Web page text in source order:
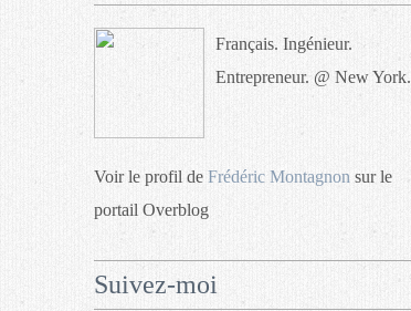
Français. Ingénieur.
Entrepreneur. @ New York.
Voir le profil de Frédéric Montagnon sur le
portail Overblog
Suivez-moi